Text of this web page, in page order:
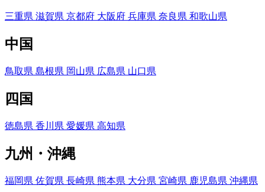
三重県 滋賀県 京都府 大阪府 兵庫県 奈良県 和歌山県
中国
鳥取県 島根県 岡山県 広島県 山口県
四国
徳島県 香川県 愛媛県 高知県
九州・沖縄
福岡県 佐賀県 長崎県 熊本県 大分県 宮崎県 鹿児島県 沖縄県